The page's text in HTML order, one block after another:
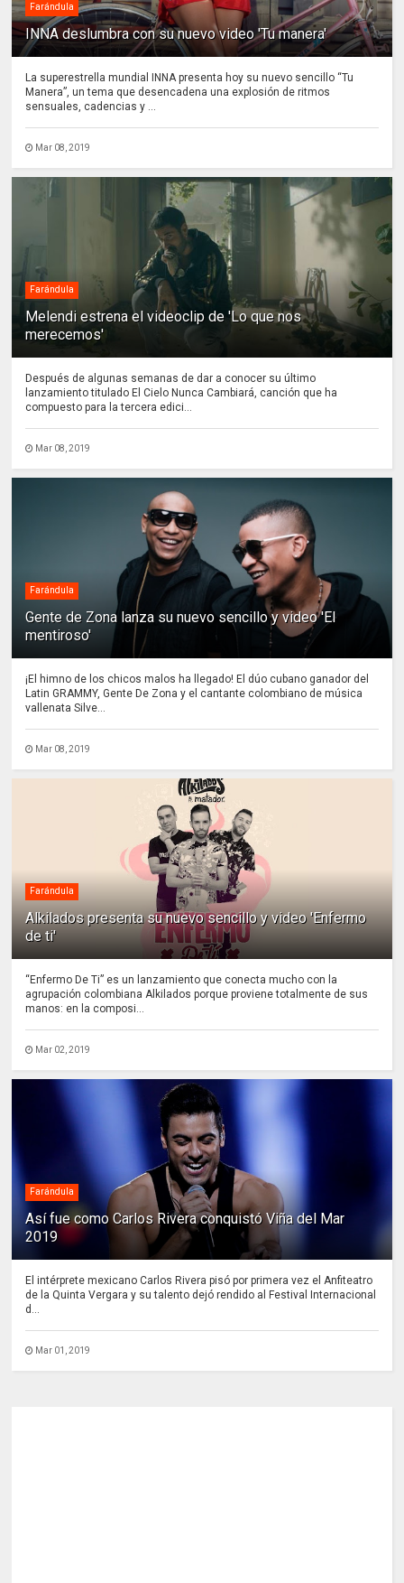
Farándula
INNA deslumbra con su nuevo video 'Tu manera'
La superestrella mundial INNA presenta hoy su nuevo sencillo “Tu
Manera”, un tema que desencadena una explosión de ritmos
sensuales, cadencias y ...
Mar 08, 2019
Farándula
Melendi estrena el videoclip de 'Lo que nos
merecemos'
Después de algunas semanas de dar a conocer su último
lanzamiento titulado El Cielo Nunca Cambiará, canción que ha
compuesto para la tercera edici...
Mar 08, 2019
Farándula
Gente de Zona lanza su nuevo sencillo y video 'El
mentiroso'
¡El himno de los chicos malos ha llegado! El dúo cubano ganador del
Latin GRAMMY, Gente De Zona y el cantante colombiano de música
vallenata Silve...
Mar 08, 2019
Farándula
Alkilados presenta su nuevo sencillo y video 'Enfermo
de ti'
“Enfermo De Ti” es un lanzamiento que conecta mucho con la
agrupación colombiana Alkilados porque proviene totalmente de sus
manos: en la composi...
Mar 02, 2019
Farándula
Así fue como Carlos Rivera conquistó Viña del Mar
2019
El intérprete mexicano Carlos Rivera pisó por primera vez el Anfiteatro
de la Quinta Vergara y su talento dejó rendido al Festival Internacional
d...
Mar 01, 2019